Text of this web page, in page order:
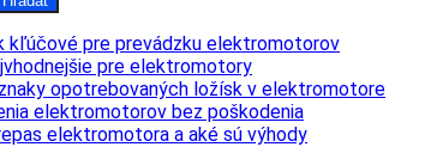
kľúčové pre prevádzku elektromotorov
pre elektromotory
opotrebovaných ložísk v elektromotore
elektromotorov bez poškodenia
elektromotora a aké sú výhody